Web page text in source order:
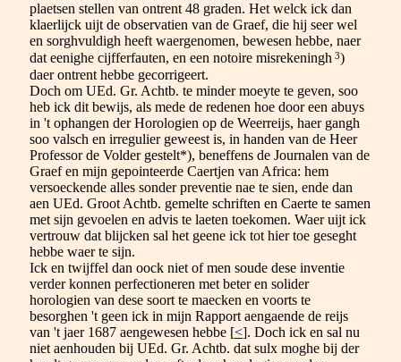
plaetsen stellen van ontrent 48 graden. Het welck ick dan
klaerlijck uijt de observatien van de Graef, die hij seer wel
en sorghvuldigh heeft waergenomen, bewesen hebbe, naer
dat eenighe cijfferfauten, en een notoire misrekeningh 3)
daer ontrent hebbe gecorrigeert.
Doch om UEd. Gr. Achtb. te minder moeyte te geven, soo
heb ick dit bewijs, als mede de redenen hoe door een abuys
in 't ophangen der Horologien op de Weerreijs, haer gangh
soo valsch en irregulier geweest is, in handen van de Heer
Professor de Volder gestelt*), beneffens de Journalen van de
Graef en mijn gepointeerde Caertjen van Africa: hem
versoeckende alles sonder preventie nae te sien, ende dan
aen UEd. Groot Achtb. gemelte schriften en Caerte te samen
met sijn gevoelen en advis te laeten toekomen. Waer uijt ick
vertrouw dat blijcken sal het geene ick tot hier toe geseght
hebbe waer te sijn.
Ick en twijffel dan oock niet of men soude dese inventie
verder konnen perfectioneren met beter en solider
horologien van dese soort te maecken en voorts te
besorghen 't geen ick in mijn Rapport aengaende de reijs
van 't jaer 1687 aengewesen hebbe [<]. Doch ick en sal nu
niet aenhouden bij UEd. Gr. Achtb. dat sulx moghe bij der